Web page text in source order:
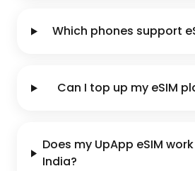
Which phones support
Can I top up my eSIM
Does my UpApp eSIM
India?